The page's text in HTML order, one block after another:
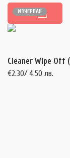
ИЗЧЕРПАН
ОЩЕ
€2.30/ 4.50 лв.